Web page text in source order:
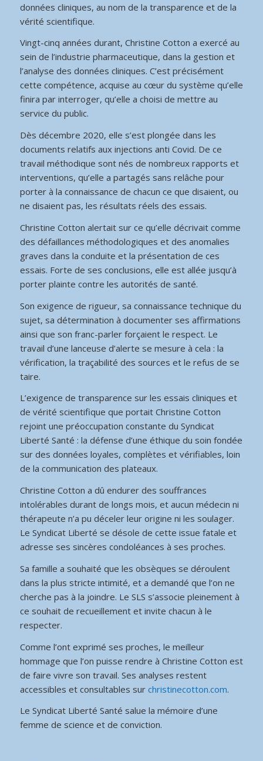
données cliniques, au nom de la transparence et de la
vérité scientifique.
Vingt-cinq années durant, Christine Cotton a exercé au
sein de l’industrie pharmaceutique, dans la gestion et
l’analyse des données cliniques. C’est précisément
cette compétence, acquise au cœur du système qu’elle
finira par interroger, qu’elle a choisi de mettre au
service du public.
Dès décembre 2020, elle s’est plongée dans les
documents relatifs aux injections anti Covid. De ce
travail méthodique sont nés de nombreux rapports et
interventions, qu’elle a partagés sans relâche pour
porter à la connaissance de chacun ce que disaient, ou
ne disaient pas, les résultats réels des essais.
Christine Cotton alertait sur ce qu’elle décrivait comme
des défaillances méthodologiques et des anomalies
graves dans la conduite et la présentation de ces
essais. Forte de ses conclusions, elle est allée jusqu’à
porter plainte contre les autorités de santé.
Son exigence de rigueur, sa connaissance technique du
sujet, sa détermination à documenter ses affirmations
ainsi que son franc-parler forçaient le respect. Le
travail d’une lanceuse d’alerte se mesure à cela : la
vérification, la traçabilité des sources et le refus de se
taire.
L’exigence de transparence sur les essais cliniques et
de vérité scientifique que portait Christine Cotton
rejoint une préoccupation constante du Syndicat
Liberté Santé : la défense d’une éthique du soin fondée
sur des données loyales, complètes et vérifiables, loin
de la communication des plateaux.
Christine Cotton a dû endurer des souffrances
intolérables durant de longs mois, et aucun médecin ni
thérapeute n’a pu déceler leur origine ni les soulager.
Le Syndicat Liberté se désole de cette issue fatale et
adresse ses sincères condoléances à ses proches.
Sa famille a souhaité que les obsèques se déroulent
dans la plus stricte intimité, et a demandé que l’on ne
cherche pas à la joindre. Le SLS s’associe pleinement à
ce souhait de recueillement et invite chacun à le
respecter.
Comme l’ont exprimé ses proches, le meilleur
hommage que l’on puisse rendre à Christine Cotton est
de faire vivre son travail. Ses analyses restent
accessibles et consultables sur christinecotton.com.
Le Syndicat Liberté Santé salue la mémoire d’une
femme de science et de conviction.